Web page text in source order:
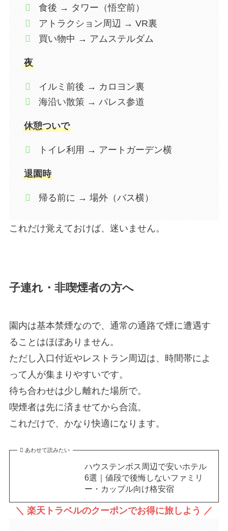
食後 → タワー（悟空前）
アトラクション周辺 → VR裏
買い物中 → アムステルダム
夜
イルミ前後 → カロヨン裏
海沿い散策 → パレス参道
休憩ついで
トイレ利用 → アートガーデン横
退園時
帰る前に → 場外（バス横）
これだけ覚えておけば、迷いません。
子連れ・非喫煙者の方へ
園内は基本禁煙なので、通常の通路で煙に遭遇す
ることはほぼありません。
ただし入口付近やレストラン周辺は、時間帯によ
って人が集まりやすいです。
待ち合わせは少し離れた場所で。
喫煙者は先に済ませてから合流。
これだけで、かなり快適になります。
あわせて読みたい
ハウステンボス周辺で安いホテル
6選｜値段で後悔しないファミリ
ー・カップル向け格安宿
＼ 楽天トラベルのクーポンでお得に旅しよう ／